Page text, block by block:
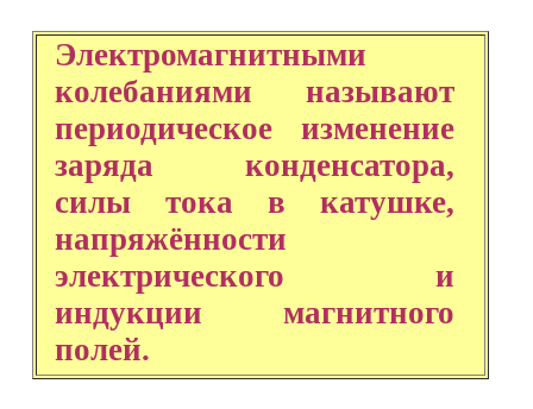
Электромагнитными
колебаниями называют
периодическое изменение
заряда конденсатора,
силы тока в катушке,
напряжённости
электрического и
индукции магнитного
полей.